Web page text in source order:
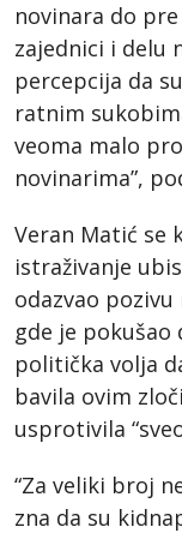
novinara do
zajednici i delu
percepcija da
ratnim
veoma malo
novinarima”,
Veran Matić se
istraživanje
odazvao pozivu
gde je
politička volja
bavila ovim
usprotivila
“Za veliki broj
zna da su